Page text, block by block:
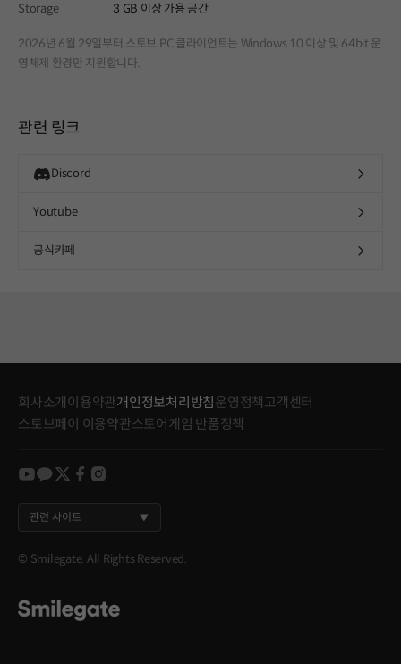
Storage
3 GB 이상 가용 공간
2026년 6월 29일부터 스토브 PC 클라이언트는 Windows 10 이상 및 64bit 운
영체제 환경만 지원합니다.
관련 링크
Discord
Youtube
공식카페
회사소개이용약관개인정보처리방침 운영정책고객센터
스토브페이 이용약관스토어게임 반품정책
youtube
kakao
twitter
facebook
instagram
관련 사이트
© Smilegate. All Rights Reserved.